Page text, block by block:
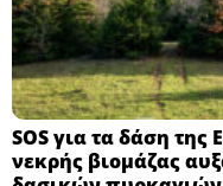
SOS για τα δάση
νεκρής βιομάζας